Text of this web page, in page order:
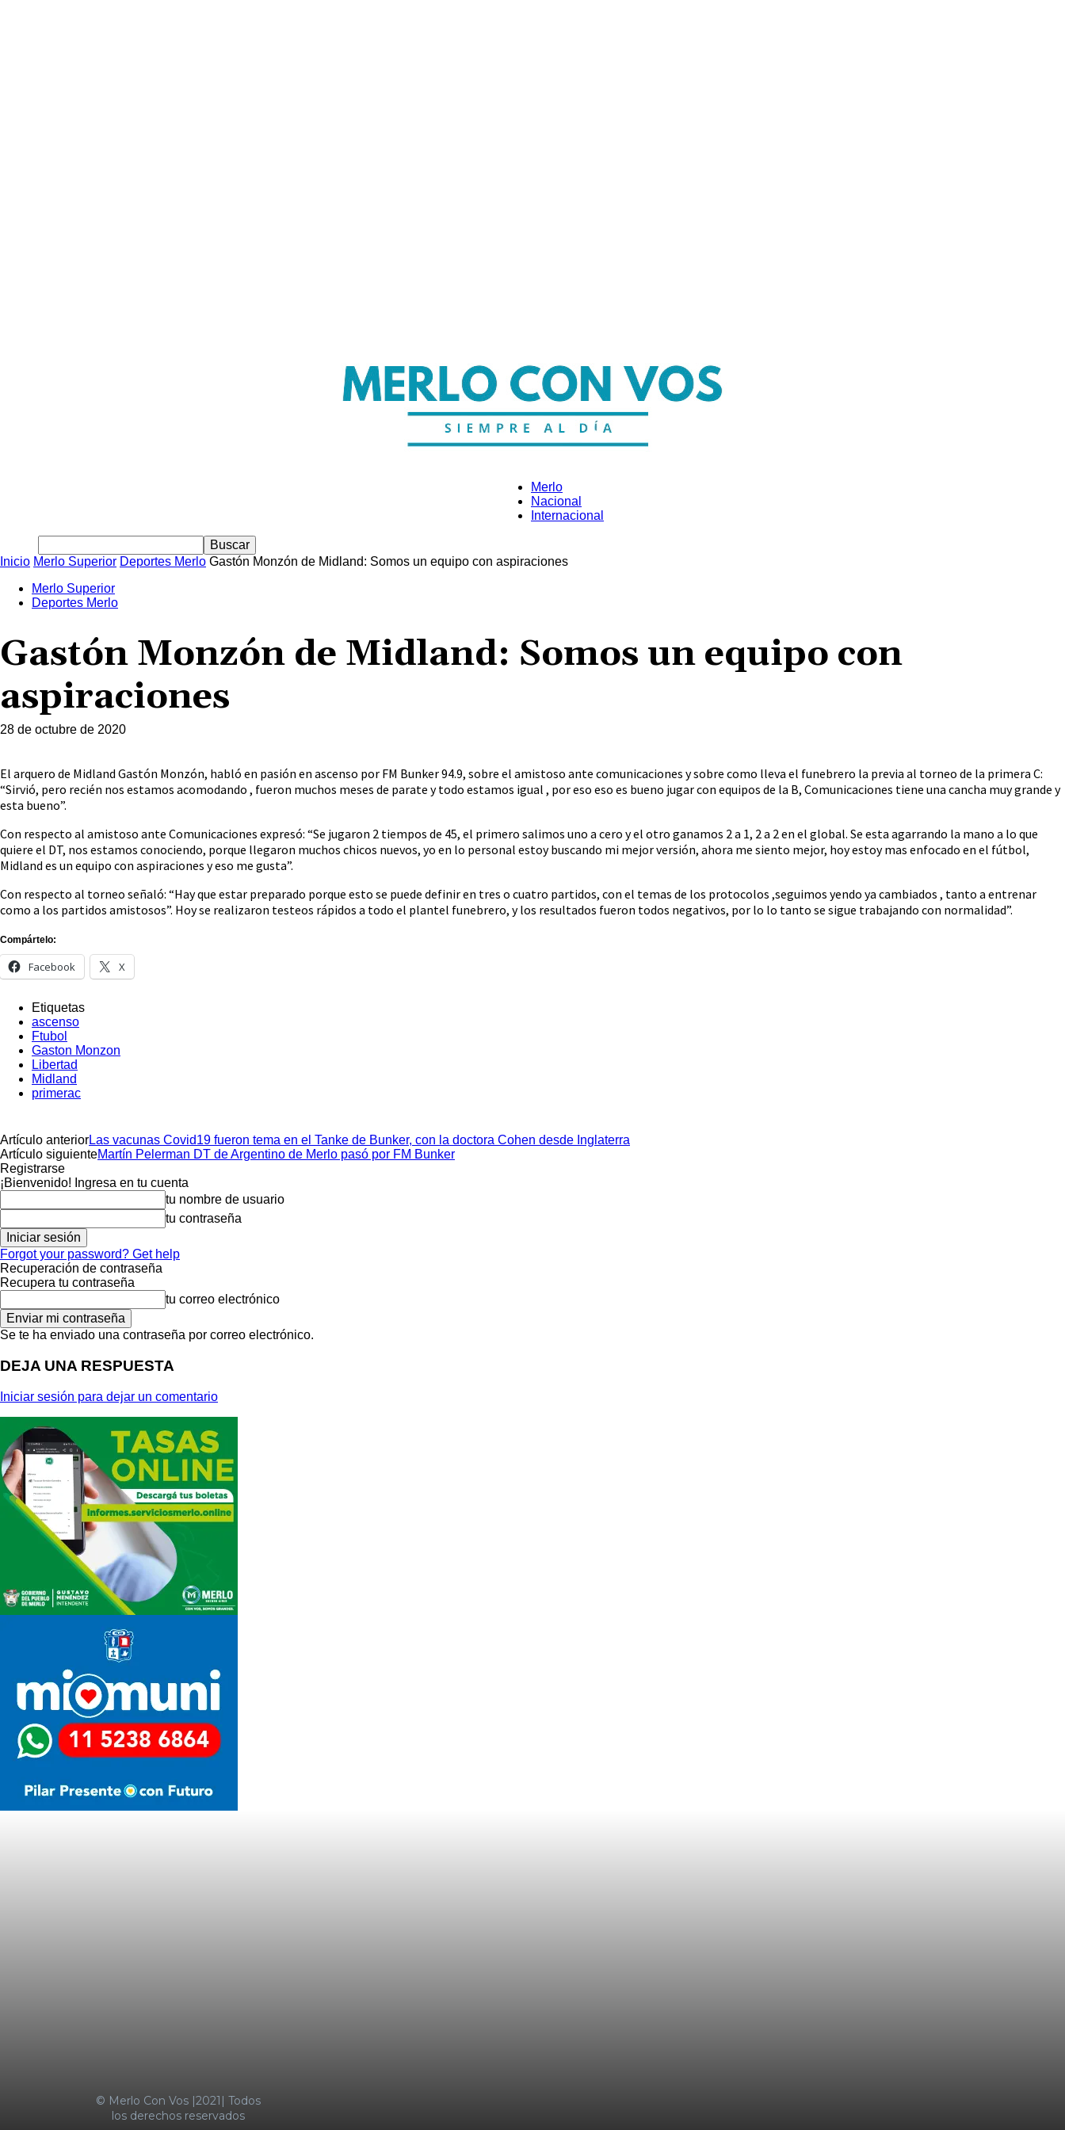
Merlo
Merlo
Nacional
Internacional
Inicio Merlo Superior Deportes Merlo Gastón Monzón de Midland: Somos un equipo con aspiraciones
Merlo Superior
Deportes Merlo
Gastón Monzón de Midland: Somos un equipo con
aspiraciones
28 de octubre de 2020
El arquero de Midland Gastón Monzón, habló en pasión en ascenso por FM Bunker 94.9, sobre el amistoso ante comunicaciones y sobre como lleva el funebrero la previa al torneo de la primera C:
“Sirvió, pero recién nos estamos acomodando , fueron muchos meses de parate y todo estamos igual , por eso eso es bueno jugar con equipos de la B, Comunicaciones tiene una cancha muy grande y
esta bueno”.
Con respecto al amistoso ante Comunicaciones expresó: “Se jugaron 2 tiempos de 45, el primero salimos uno a cero y el otro ganamos 2 a 1, 2 a 2 en el global. Se esta agarrando la mano a lo que
quiere el DT, nos estamos conociendo, porque llegaron muchos chicos nuevos, yo en lo personal estoy buscando mi mejor versión, ahora me siento mejor, hoy estoy mas enfocado en el fútbol,
Midland es un equipo con aspiraciones y eso me gusta”.
Con respecto al torneo señaló: “Hay que estar preparado porque esto se puede definir en tres o cuatro partidos, con el temas de los protocolos ,seguimos yendo ya cambiados , tanto a entrenar
como a los partidos amistosos”. Hoy se realizaron testeos rápidos a todo el plantel funebrero, y los resultados fueron todos negativos, por lo lo tanto se sigue trabajando con normalidad”.
Compártelo:
Facebook X
Etiquetas
ascenso
Ftubol
Gaston Monzon
Libertad
Midland
primerac
Artículo anteriorLas vacunas Covid19 fueron tema en el Tanke de Bunker, con la doctora Cohen desde Inglaterra
Artículo siguienteMartín Pelerman DT de Argentino de Merlo pasó por FM Bunker
Registrarse
¡Bienvenido! Ingresa en tu cuenta
tu nombre de usuario
tu contraseña
Forgot your password? Get help
Recuperación de contraseña
Recupera tu contraseña
tu correo electrónico
Se te ha enviado una contraseña por correo electrónico.
DEJA UNA RESPUESTA
Iniciar sesión para dejar un comentario
© Merlo Con Vos |2021| Todos
los derechos reservados